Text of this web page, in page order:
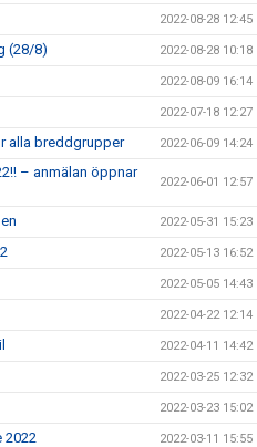
2022-08-28 12:45
(28/8) 2022-08-28 10:18
2022-08-09 16:14
2022-07-18 12:27
alla breddgrupper 2022-06-09 14:24
– anmälan öppnar
2022-06-01 12:57
2022-05-31 15:23
2022-05-13 16:52
2022-05-05 14:43
2022-04-22 12:14
2022-04-11 14:42
2022-03-25 12:32
2022-03-23 15:02
2022 2022-03-11 15:55